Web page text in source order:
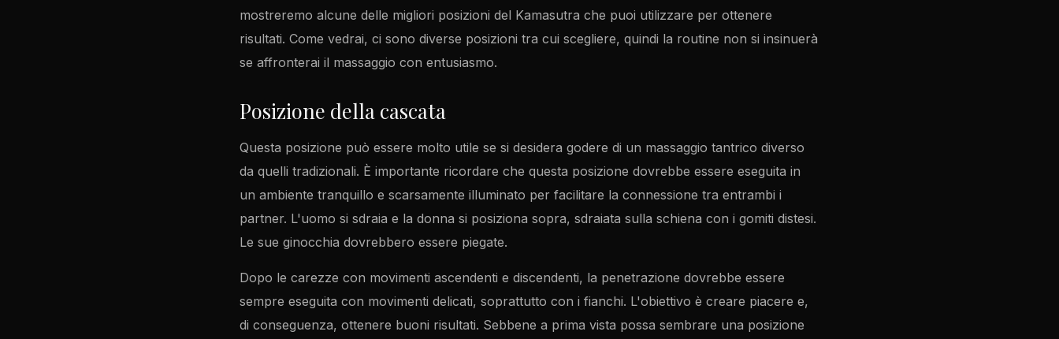
mostreremo alcune delle migliori posizioni del Kamasutra che puoi utilizzare per ottenere
risultati. Come vedrai, ci sono diverse posizioni tra cui scegliere, quindi la routine non si insinuerà
se affronterai il massaggio con entusiasmo.
Posizione della cascata
Questa posizione può essere molto utile se si desidera godere di un massaggio tantrico diverso
da quelli tradizionali. È importante ricordare che questa posizione dovrebbe essere eseguita in
un ambiente tranquillo e scarsamente illuminato per facilitare la connessione tra entrambi i
partner. L'uomo si sdraia e la donna si posiziona sopra, sdraiata sulla schiena con i gomiti distesi.
Le sue ginocchia dovrebbero essere piegate.
Dopo le carezze con movimenti ascendenti e discendenti, la penetrazione dovrebbe essere
sempre eseguita con movimenti delicati, soprattutto con i fianchi. L'obiettivo è creare piacere e,
di conseguenza, ottenere buoni risultati. Sebbene a prima vista possa sembrare una posizione